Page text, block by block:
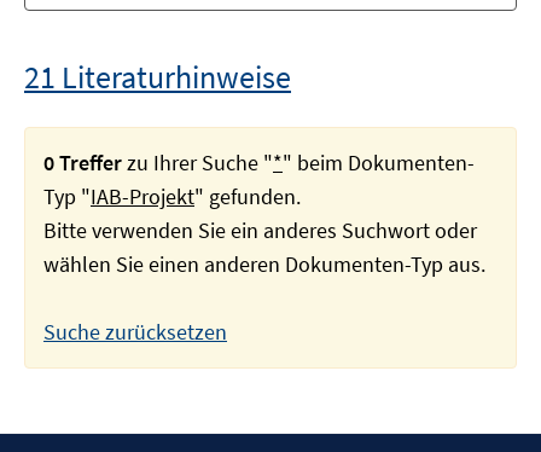
21 Literaturhinweise
0 Trefferzu Ihrer Suche "*" beim Dokumenten-
Typ "IAB-Projekt" gefunden.
Bitte verwenden Sie ein anderes Suchwort oder
wählen Sie einen anderen Dokumenten-Typ aus.
Suche zurücksetzen